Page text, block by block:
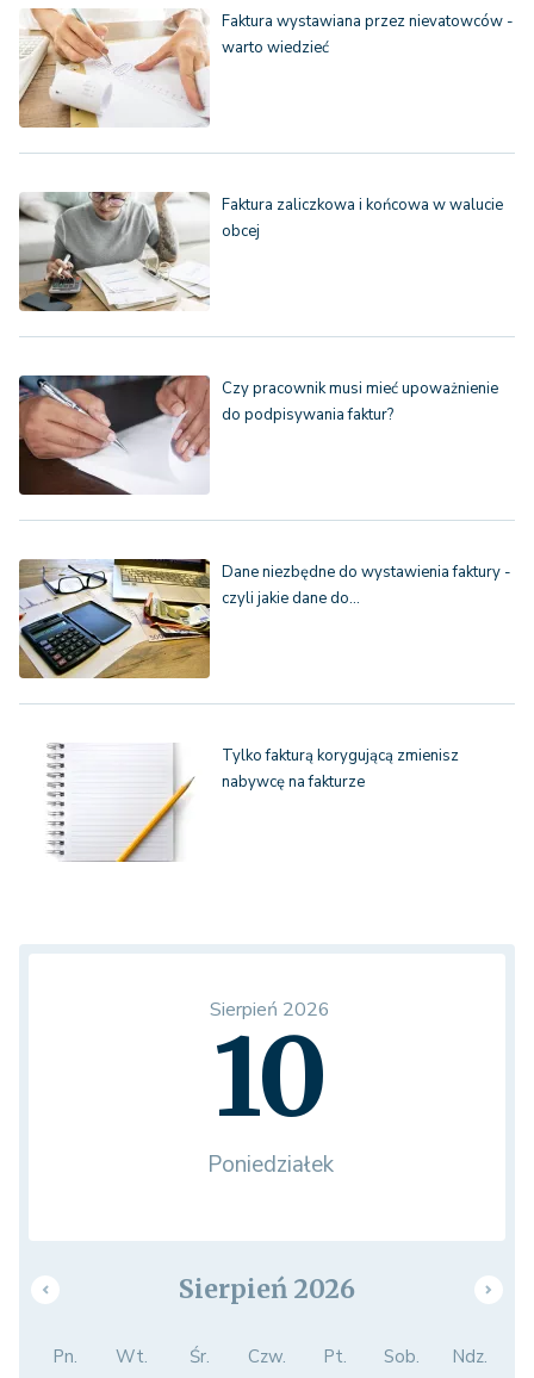
Faktura wystawiana przez nievatowców -
warto wiedzieć
Faktura zaliczkowa i końcowa w walucie
obcej
Czy pracownik musi mieć upoważnienie
do podpisywania faktur?
Dane niezbędne do wystawienia faktury -
czyli jakie dane do…
Tylko fakturą korygującą zmienisz
nabywcę na fakturze
Sierpień 2026
10
Poniedziałek
Sierpień 2026
Pn. Wt. Śr. Czw. Pt. Sob. Ndz.